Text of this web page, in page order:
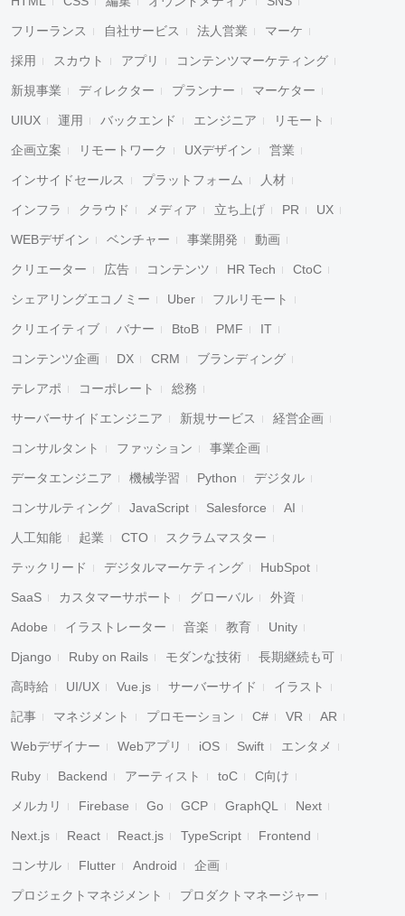
フリーランス 自社サービス 法人営業 マーケ
採用 スカウト アプリ コンテンツマーケティング
新規事業 ディレクター プランナー マーケター
UIUX 運用 バックエンド エンジニア リモート
企画立案 リモートワーク UXデザイン 営業
インサイドセールス プラットフォーム 人材
インフラ クラウド メディア 立ち上げ PR UX
WEBデザイン ベンチャー 事業開発 動画
クリエーター 広告 コンテンツ HR Tech CtoC
シェアリングエコノミー Uber フルリモート
クリエイティブ バナー BtoB PMF IT
コンテンツ企画 DX CRM ブランディング
テレアポ コーポレート 総務
サーバーサイドエンジニア 新規サービス 経営企画
コンサルタント ファッション 事業企画
データエンジニア 機械学習 Python デジタル
コンサルティング JavaScript Salesforce AI
人工知能 起業 CTO スクラムマスター
テックリード デジタルマーケティング HubSpot
SaaS カスタマーサポート グローバル 外資
Adobe イラストレーター 音楽 教育 Unity
Django Ruby on Rails モダンな技術 長期継続も可
高時給 UI/UX Vue.js サーバーサイド イラスト
記事 マネジメント プロモーション C# VR AR
Webデザイナー Webアプリ iOS Swift エンタメ
Ruby Backend アーティスト toC C向け
メルカリ Firebase Go GCP GraphQL Next
Next.js React React.js TypeScript Frontend
コンサル Flutter Android 企画
プロジェクトマネジメント プロダクトマネージャー